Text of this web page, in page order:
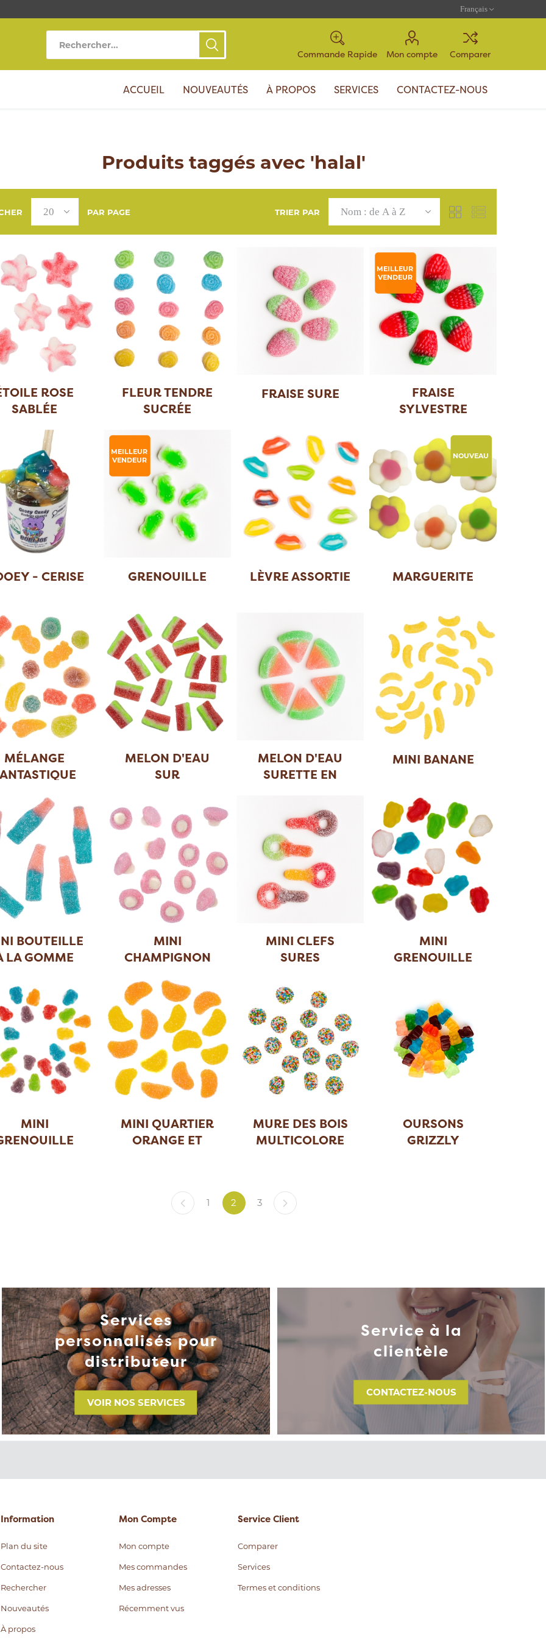
Commande Rapide Mon compte Comparer
ACCUEIL NOUVEAUTÉS À PROPOS SERVICES CONTACTEZ-NOUS
Produits taggés avec 'halal'
TRIER PAR
PAR PAGE
ROSE
SABLÉE
FLEUR TENDRE
SUCRÉE
FRAISE SURE
MEILLEUR
VENDEUR
FRAISE
SYLVESTRE
- CERISE
MEILLEUR
VENDEUR
GRENOUILLE LÈVRE ASSORTIE
NOUVEAU
MARGUERITE
MÉLANGE
MELON D'EAU
SUR
MELON D'EAU
SURETTE EN
MINI BANANE
BOUTEILLE
LA GOMME
MINI
CHAMPIGNON
MINI CLEFS
SURES
MINI
GRENOUILLE
MINI
MINI QUARTIER
ORANGE ET
MURE DES BOIS
MULTICOLORE
OURSONS
GRIZZLY
1 2 3
Services
personnalisés pour
distributeur
VOIR NOS SERVICES
Service à la
clientèle
CONTACTEZ-NOUS
Information
Plan du site
Contactez-nous
Rechercher
Nouveautés
À propos
Mon Compte
Mon compte
Mes commandes
Mes adresses
Récemment vus
Service Client
Comparer
Services
Termes et conditions